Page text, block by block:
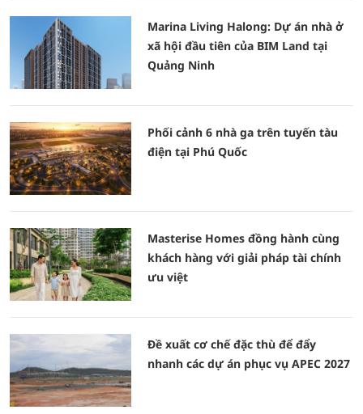
Marina Living Halong: Dự án nhà ở
xã hội đầu tiên của BIM Land tại
Quảng Ninh
Phối cảnh 6 nhà ga trên tuyến tàu
điện tại Phú Quốc
Masterise Homes đồng hành cùng
khách hàng với giải pháp tài chính
ưu việt
Đề xuất cơ chế đặc thù để đẩy
nhanh các dự án phục vụ APEC 2027